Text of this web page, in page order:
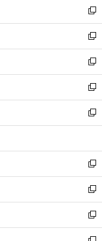
く
で
開
く
ド
ウ
で
開
く
ィ
ン
ド
ウ
で
開
く
い
ウ
ィ
ン
ド
ウ
で
開
く
新
し
い
ウ
ィ
ン
ド
ウ
で
開
新
し
い
ウ
ィ
ン
ド
ウ
開
く
新
し
い
ウ
ィ
ン
ウ
で
開
く
新
し
い
ウ
ン
ド
ウ
で
開
く
新
し
ウ
ィ
ン
ド
ウ
で
開
新
し
い
ウ
ィ
ン
新
し
い
ウ
新
し